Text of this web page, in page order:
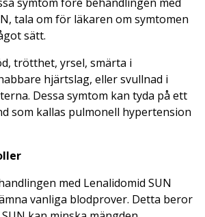
tala om för läkaren om symtomen
sätt.
trötthet, yrsel, smärta i
hjärtslag, eller svullnad i
Dessa symtom kan tyda på ett
som kallas pulmonell hypertension
med Lenalidomid SUN
vanliga blodprover. Detta beror